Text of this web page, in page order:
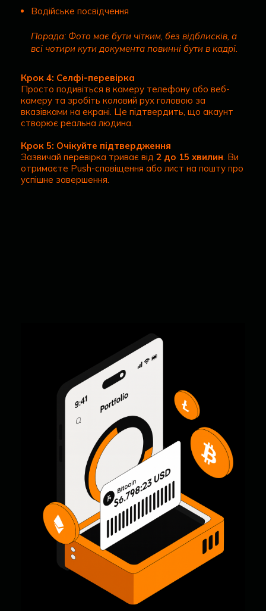
Водійське посвідчення
Порада: Фото має бути чітким, без відблисків, а
всі чотири кути документа повинні бути в кадрі.
Крок 4: Селфі-перевірка
Просто подивіться в камеру телефону або веб-
камеру та зробіть коловий рух головою за
вказівками на екрані. Це підтвердить, що акаунт
створює реальна людина.
Крок 5: Очікуйте підтвердження
Зазвичай перевірка триває від 2 до 15 хвилин . Ви
отримаєте Push-сповіщення або лист на пошту про
успішне завершення.